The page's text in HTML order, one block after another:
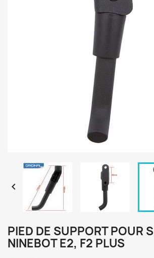

PIED DE SUPPORT POUR
NINEBOT E2, F2 PLUS